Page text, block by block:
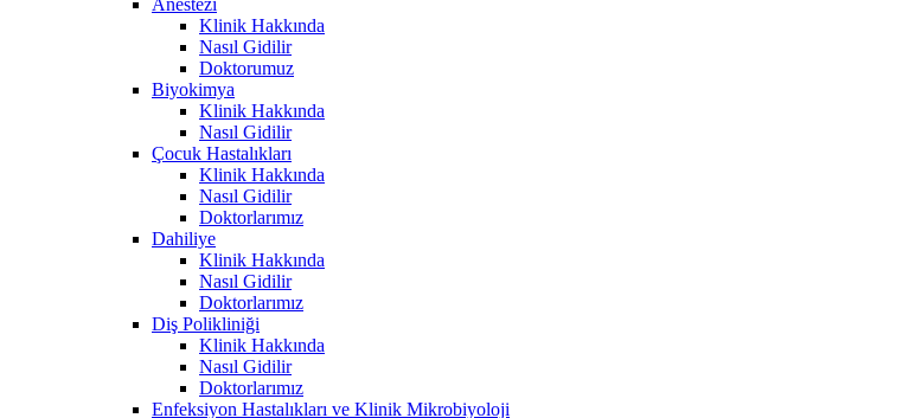
Klinik Hakkında
Nasıl Gidilir
Doktorumuz
Biyokimya
Klinik Hakkında
Nasıl Gidilir
Çocuk Hastalıkları
Klinik Hakkında
Nasıl Gidilir
Doktorlarımız
Dahiliye
Klinik Hakkında
Nasıl Gidilir
Doktorlarımız
Diş Polikliniği
Klinik Hakkında
Nasıl Gidilir
Doktorlarımız
Enfeksiyon Hastalıkları ve Klinik Mikrobiyoloji